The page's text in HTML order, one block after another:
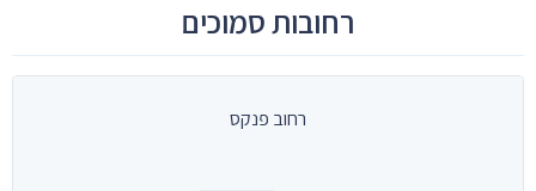
רחובות סמוכים
רחוב פנקס